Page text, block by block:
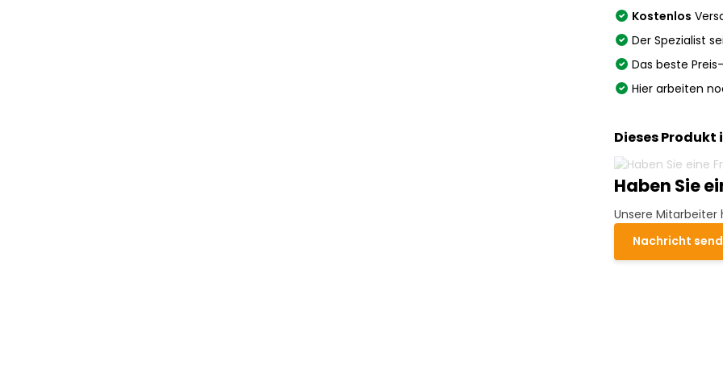
Kostenlos
Der Spezialist
Das beste
Hier arbeiten
Dieses
Haben Sie
Unsere
Nachricht